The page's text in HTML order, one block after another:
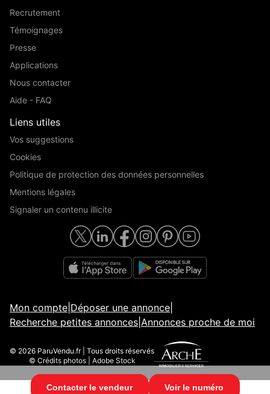
Contacter le vendeur Voir le numéro
Recrutement
Témoignages
Presse
Applications
Nous contacter
Aide - FAQ
Liens utiles
Vos suggestions
Cookies
Politique de protection des données personnelles
Mentions légales
Signaler un contenu illicite
Mon compte Déposer une annonce
Recherche petites annonces Annonces proche de moi
© 2026 ParuVendu.fr | Tous droits réservés
© Crédits photos | Adobe Stock
© 2026 ParuVendu.fr | Tous droits réservés